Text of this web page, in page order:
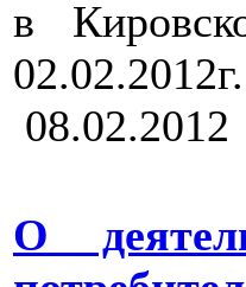
в
08.02.2012
О